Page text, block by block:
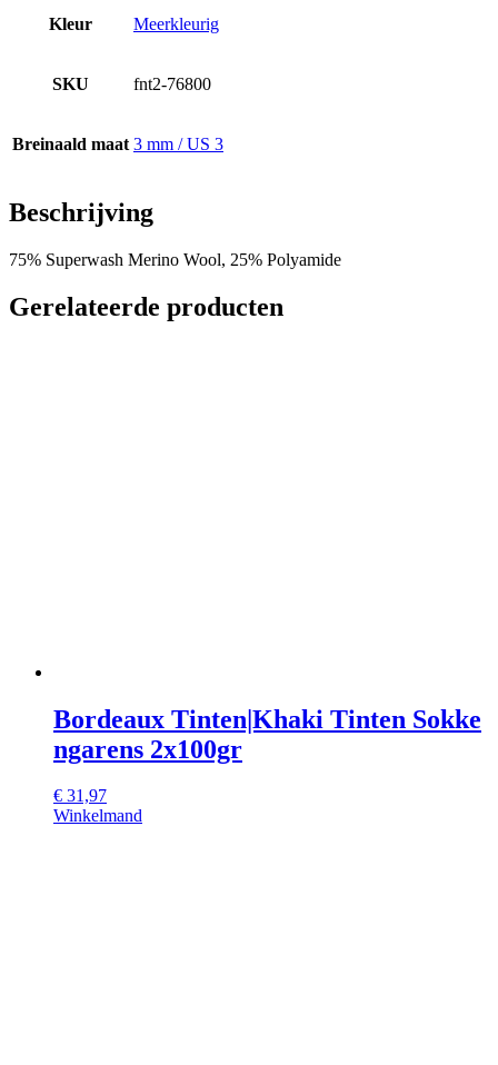
Kleur Meerkleurig
SKU fnt2-76800
Breinaald maat 3 mm / US 3
Beschrijving
75% Superwash Merino Wool, 25% Polyamide
Gerelateerde producten
Bordeaux Tinten|Khaki Tinten Sokke
ngarens 2x100gr
€ 31,97
Winkelmand